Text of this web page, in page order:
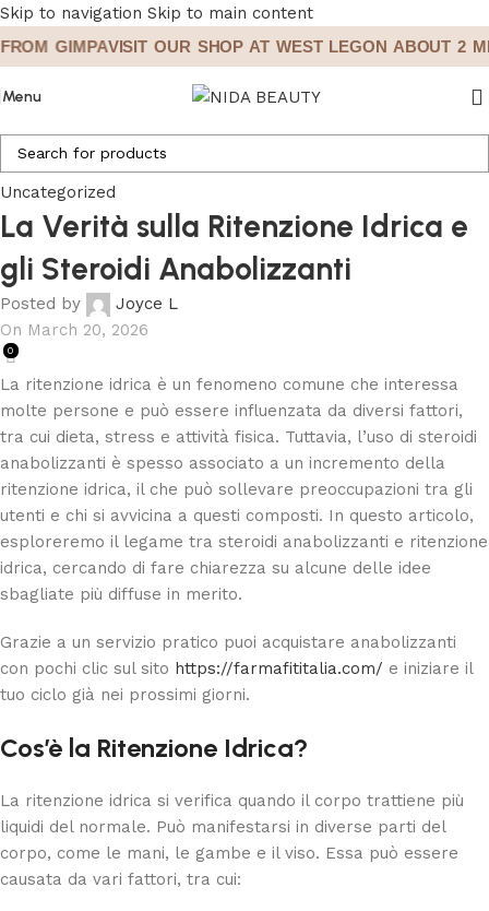
Skip to navigation Skip to main content
GIMPAVISIT OUR SHOP AT WEST LEGON ABOUT 2
Menu
Uncategorized
La Verità sulla Ritenzione Idrica e
gli Steroidi Anabolizzanti
Posted by
Joyce L
On March 20, 2026
0
La ritenzione idrica è un fenomeno comune che interessa
molte persone e può essere influenzata da diversi fattori,
tra cui dieta, stress e attività fisica. Tuttavia, l’uso di steroidi
anabolizzanti è spesso associato a un incremento della
ritenzione idrica, il che può sollevare preoccupazioni tra gli
utenti e chi si avvicina a questi composti. In questo articolo,
esploreremo il legame tra steroidi anabolizzanti e ritenzione
idrica, cercando di fare chiarezza su alcune delle idee
sbagliate più diffuse in merito.
Grazie a un servizio pratico puoi acquistare anabolizzanti
con pochi clic sul sito https://farmafititalia.com/ e iniziare il
tuo ciclo già nei prossimi giorni.
Cos’è la Ritenzione Idrica?
La ritenzione idrica si verifica quando il corpo trattiene più
liquidi del normale. Può manifestarsi in diverse parti del
corpo, come le mani, le gambe e il viso. Essa può essere
causata da vari fattori, tra cui: